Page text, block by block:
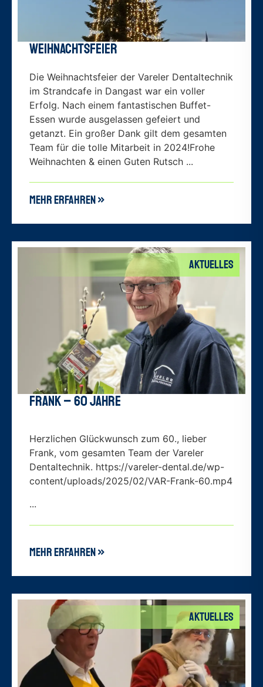
Weihnachtsfeier
Die Weihnachtsfeier der Vareler Dentaltechnik
im Strandcafe in Dangast war ein voller
Erfolg. Nach einem fantastischen Buffet-
Essen wurde ausgelassen gefeiert und
getanzt. Ein großer Dank gilt dem gesamten
Team für die tolle Mitarbeit in 2024!Frohe
Weihnachten & einen Guten Rutsch ...
mehr erfahren »
Aktuelles
Frank – 60 Jahre
Herzlichen Glückwunsch zum 60., lieber
Frank, vom gesamten Team der Vareler
Dentaltechnik. https://vareler-dental.de/wp-
content/uploads/2025/02/VAR-Frank-60.mp4
...
mehr erfahren »
Aktuelles